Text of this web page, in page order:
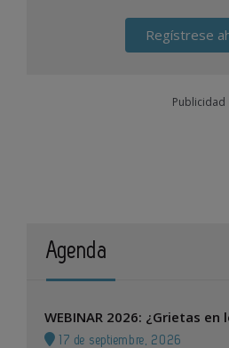
Regístrese
Publicidad
Agenda
WEBINAR 2026: ¿Grietas en
17 de septiembre, 2026